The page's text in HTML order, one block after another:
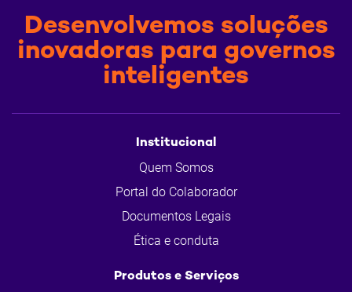
Desenvolvemos soluções
inovadoras para governos
inteligentes
Institucional
Quem Somos
Portal do Colaborador
Documentos Legais
Ética e conduta
Produtos e Serviços